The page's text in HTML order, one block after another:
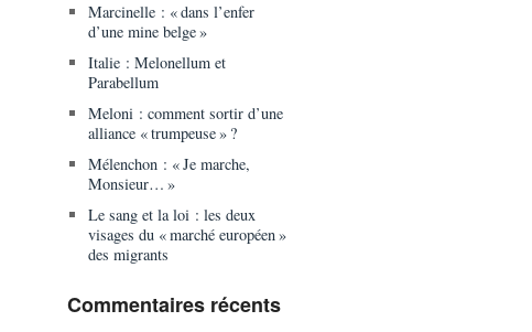
Marcinelle : « dans l’enfer
d’une mine belge »
Italie : Melonellum et
Parabellum
Meloni : comment sortir d’une
alliance « trumpeuse » ?
Mélenchon : « Je marche,
Monsieur… »
Le sang et la loi : les deux
visages du « marché européen »
des migrants
Commentaires récents